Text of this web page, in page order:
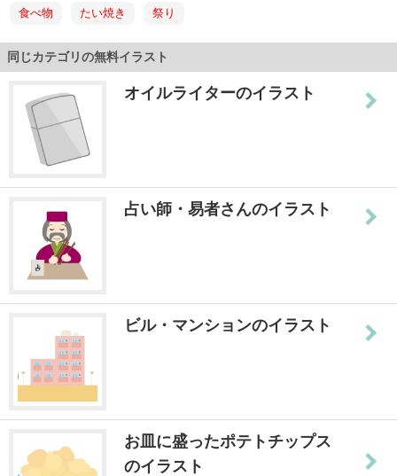
食べ物 たい焼き 祭り
同じカテゴリの無料イラスト
オイルライターのイラスト
占い師・易者さんのイラスト
ビル・マンションのイラスト
お皿に盛ったポテトチップス
のイラスト